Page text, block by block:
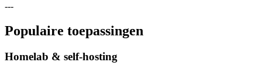
---
Populaire toepassingen
Homelab & self-hosting